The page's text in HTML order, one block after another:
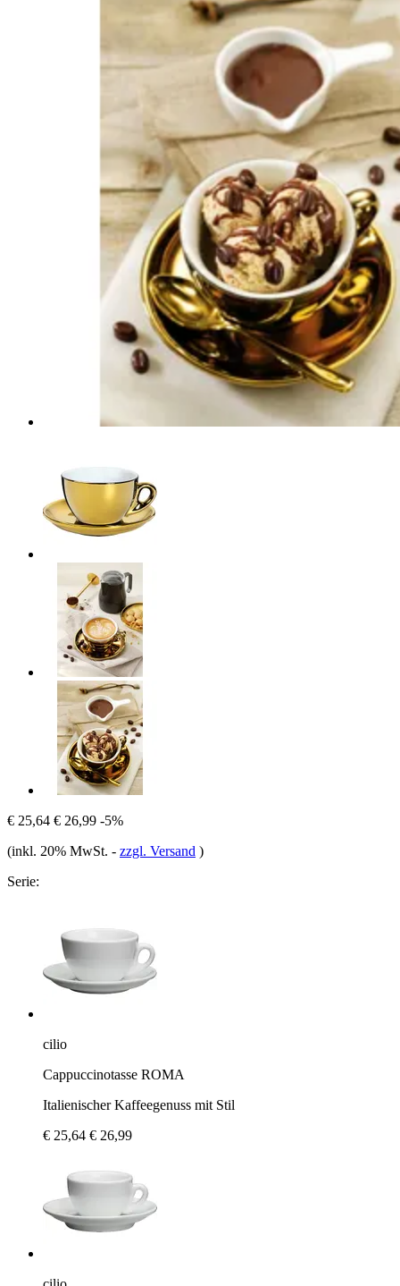
€ 25,64 € 26,99 -5%
(inkl. 20% MwSt. - zzgl. Versand )
Serie:
cilio
Cappuccinotasse ROMA
Italienischer Kaffeegenuss mit Stil
€ 25,64 € 26,99